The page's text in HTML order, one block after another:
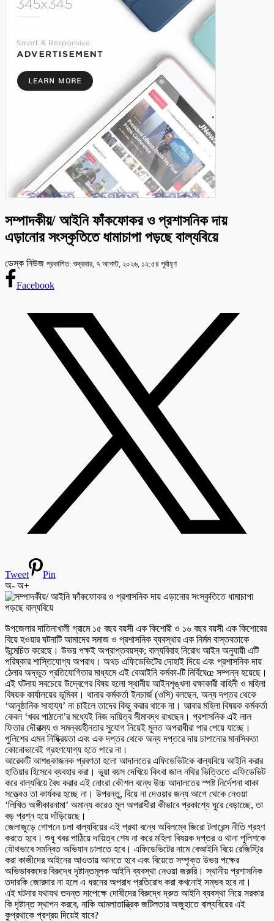
সম্পাদকীয়/ আইনি ফাঁকফোকর ও প্রশাসনিক দায়
এড়ানোর সংস্কৃতিতে ধামাচাপা পড়ছে বাল্যবিয়ে
ডেস্ক নিউজ প্রকাশিত: শুক্রবার, ৭ আগস্ট, ২০২৬, ১২:৫৪ পূর্বাহ্ণ
Facebook
Tweet
Pin
অ- অ+
উপজেলার দাতিনাখালী গ্রামে ১৫ বছর বয়সী এক কিশোরী ও ১৬ বছর বয়সী এক কিশোরের
বিয়ে হওয়ার ঘটনাটি আমাদের সমাজ ও প্রশাসনিক ব্যবস্থার এক নির্মম বাস্তবতাকে
উন্মেচিত করেছে। উভয় পক্ষই অপ্রাপ্তবয়স্ক; বাল্যবিবাহ নিরোধ আইন অনুযায়ী এটি
পরিষ্কার শাস্তিযোগ্য অপরাধ। অথচ এফিডেভিটের দোহাই দিয়ে এবং প্রশাসনিক দায়
ঠেলার অদ্ভুত প্রতিযোগিতার মাধ্যমে এই বেআইনি কর্মকা-টি নির্বিঘেœ সম্পন্ন হয়েছে।
এই ঘটনায় সবচেয়ে উদ্বেগের বিষয় হলো স্থানীয় আইনশৃঙ্খলা রক্ষাকারী বাহিনী ও মহিলা
বিষয়ক কার্যালয়ের ভূমিকা। থানার কর্মকর্তা ইনচার্জ (ওসি) বলছেন, অন্য দপ্তর থেকে
‘আনুষ্ঠানিক সাহায্য’ না চাইলে তাদের কিছু করার থাকে না। আবার মহিলা বিষয়ক কর্মকর্তা
কেবল ‘খবর পাঠানো’র মধ্যেই নিজ দায়িত্ব সীমাবদ্ধ রাখছেন। প্রশাসনিক এই লাল
ফিতার দৌরাত্ম্য ও সমন্বয়হীনতার সুযোগ নিয়েই মূলত অপরাধীরা পার পেয়ে যাচ্ছে।
পুলিশের এমন নিষ্ক্রিয়তা এবং এক দপ্তর থেকে অন্য দপ্তরে দায় চাপানোর মানসিকতা
কোনোভাবেই গ্রহণযোগ্য হতে পারে না।
আরেকটি আশঙ্কাজনক প্রবণতা হলো আদালতের এফিডেভিটকে বাল্যবিয়ে আইনি করার
হাতিয়ার হিসেবে ব্যবহার করা। ভুয়া বয়স দেখিয়ে কিংবা জাল নথির ভিত্তিতে এফিডেভিট
করে বাল্যবিয়ে বৈধ করার এই নোংরা কৌশল বন্ধে উচ্চ আদালতের স্পষ্ট নির্দেশনা থাকা
সত্ত্বেও তা কার্যকর হচ্ছে না। উপরন্তু, বিয়ে না দেওয়ার জন্য আগে থেকে নেওয়া
‘লিখিত অঙ্গীকারনামা’ অমান্য করেও মূল অপরাধীরা কীভাবে প্রকাশ্যে ঘুরে বেড়াচ্ছে, তা
বড় প্রশ্ন হয়ে দাঁড়িয়েছে।
জেলাজুড়ে গোপনে চলা বাল্যবিয়ের এই প্রথা বন্ধে অবিলম্বে জিরো টলারেন্স নীতি গ্রহণ
করতে হবে। শুধু খবর পাঠিয়ে দায়িত্ব শেষ না করে মহিলা বিষয়ক দপ্তর ও থানা পুলিশকে
যৌথভাবে সমন্বিত অভিযান চালাতে হবে। এফিডেভিটের নামে বেআইনি বিয়ে রেজিস্ট্রি
করা কাজীদের আইনের আওতায় আনতে হবে এবং বিয়েতে সম্পৃক্ত উভয় পক্ষের
অভিভাবকদের বিরুদ্ধে দৃষ্টান্তমূলক আইনি ব্যবস্থা নেওয়া জরুরি। স্থানীয় প্রশাসনিক
তদারকি জোরদার না হলে এ ধরনের অপরাধ প্রতিরোধ করা কখনোই সম্ভব হবে না।
এই ঘটনার যথাযথ তদন্ত সাপেক্ষে দোষীদের বিরুদ্ধে দ্রুত আইনি ব্যবস্থা নিয়ে সরকার
কি দৃষ্টান্ত স্থাপন করবে, নাকি আমলাতান্ত্রিক জটিলতার অজুহাতে বাল্যবিয়ের এই
কুপ্রথাকে প্রশ্রয় দিয়েই যাবে?